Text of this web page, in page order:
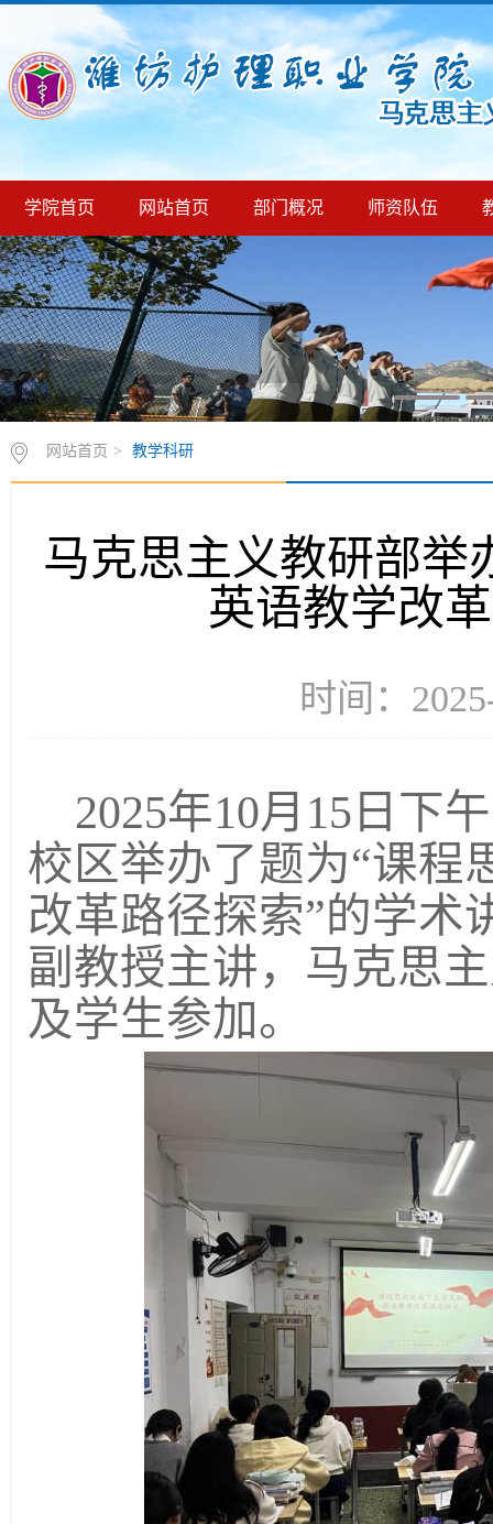
学院首页 网站首页 部门概况 师资队伍
网站首页 > 教学科研
马克思主义教研部举
英语教学改
时间：
2025年10月15日下
校区举办了题为“课程
改革路径探索”的学术
副教授主讲，马克思
及学生参加。